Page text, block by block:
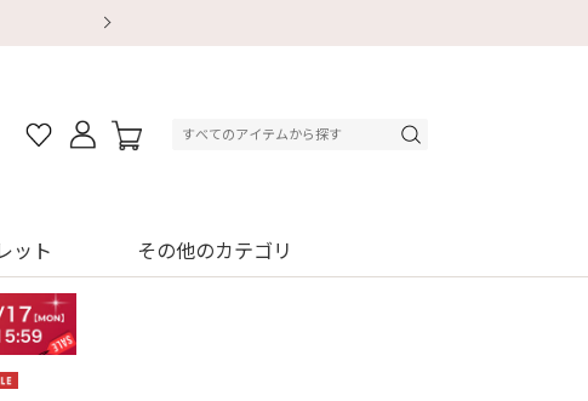
ット その他のカテゴリ